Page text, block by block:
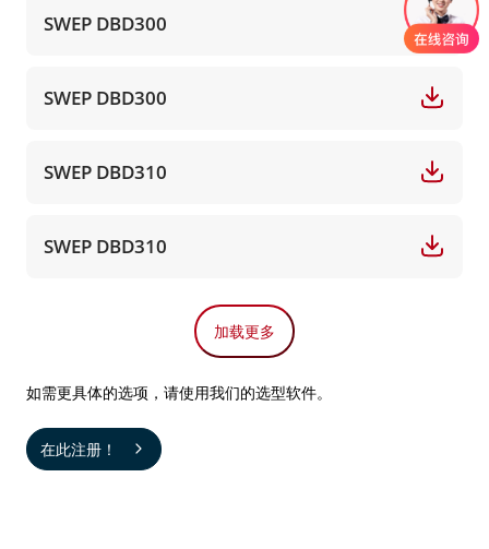
SWEP DBD300
SWEP DBD300
SWEP DBD310
SWEP DBD310
加载更多
如需更具体的选项，请使用我们的选型软件。
在此注册！